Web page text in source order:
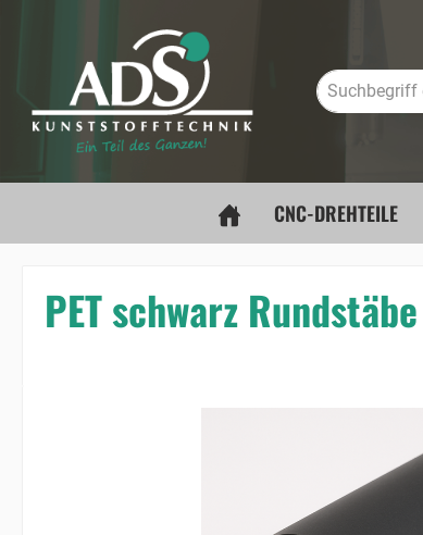
Zur Hauptnavigation springen
CNC-DREHTEILE
PET schwarz